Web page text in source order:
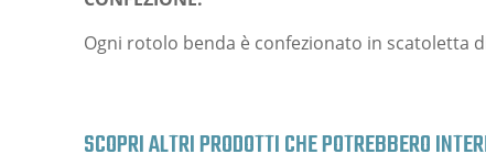
Ogni rotolo benda è confezionato in scatoletta
SCOPRI ALTRI PRODOTTI CHE POTREBBERO